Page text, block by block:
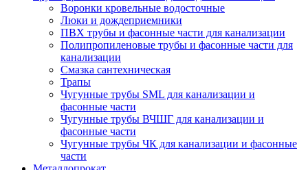
Воронки кровельные водосточные
Люки и дождеприемники
ПВХ трубы и фасонные части для канализации
Полипропиленовые трубы и фасонные части для
канализации
Смазка сантехническая
Трапы
Чугунные трубы SML для канализации и
фасонные части
Чугунные трубы ВЧШГ для канализации и
фасонные части
Чугунные трубы ЧК для канализации и фасонные
части